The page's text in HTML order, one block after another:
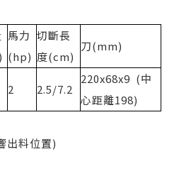
馬力
(hp)
切斷長
度(cm)
刀(mm)
2 2.5/7.2
220x68x9 (中
心距離198)
出料位置)